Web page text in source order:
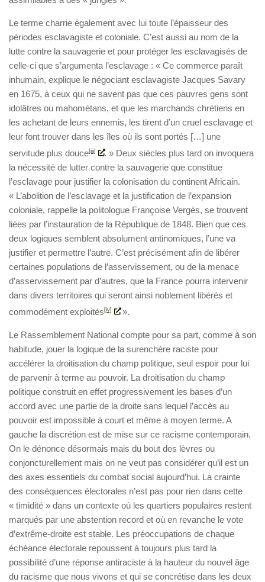
Le terme charrie également avec lui toute l’épaisseur des
périodes esclavagiste et coloniale. C’est aussi au nom de la
lutte contre la sauvagerie et pour protéger les esclavagisés de
celle-ci que s’argumenta l’esclavage : « Ce commerce paraît
inhumain, explique le négociant esclavagiste Jacques Savary
en 1675, à ceux qui ne savent pas que ces pauvres gens sont
idolâtres ou mahométans, et que les marchands chrétiens en
les achetant de leurs ennemis, les tirent d’un cruel esclavage et
leur font trouver dans les îles où ils sont portés […] une
servitude plus douce[iii]
. » Deux siècles plus tard on invoquera
la nécessité de lutter contre la sauvagerie que constitue
l’esclavage pour justifier la colonisation du continent Africain.
« L’abolition de l’esclavage et la justification de l’expansion
coloniale, rappelle la politologue Françoise Vergès, se trouvent
liées par l’instauration de la République de 1848. Bien que ces
deux logiques semblent absolument antinomiques, l’une va
justifier et permettre l’autre. C’est précisément afin de libérer
certaines populations de l’asservissement, ou de la menace
d’asservissement par d’autres, que la France pourra intervenir
dans divers territoires qui seront ainsi noblement libérés et
commodément exploités [iv] ».
Le Rassemblement National compte pour sa part, comme à son
habitude, jouer la logique de la surenchère raciste pour
accélérer la droitisation du champ politique, seul espoir pour lui
de parvenir à terme au pouvoir. La droitisation du champ
politique construit en effet progressivement les bases d’un
accord avec une partie de la droite sans lequel l’accès au
pouvoir est impossible à court et même à moyen terme. A
gauche la discrétion est de mise sur ce racisme contemporain.
On le dénonce désormais mais du bout des lèvres ou
conjoncturellement mais on ne veut pas considérer qu’il est un
des axes essentiels du combat social aujourd’hui. La crainte
des conséquences électorales n’est pas pour rien dans cette
« timidité » dans un contexte où les quartiers populaires restent
marqués par une abstention record et où en revanche le vote
d’extrême-droite est stable. Les préoccupations de chaque
échéance électorale repoussent à toujours plus tard la
possibilité d’une réponse antiraciste à la hauteur du nouvel âge
du racisme que nous vivons et qui se concrétise dans les deux